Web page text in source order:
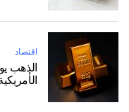
اقتصاد
الذهب